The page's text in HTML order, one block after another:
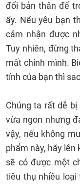
đổi bản thân để
ấy. Nếu yêu bạn
cảm nhận được
Tuy nhiên, đừng
mất chính mình.
tính của bạn thì
Chúng ta rất dễ
vừa ngon nhưng
vậy, nếu không
phẩm này, hãy lên
sẽ có được một
tiêu thụ nhiều loại